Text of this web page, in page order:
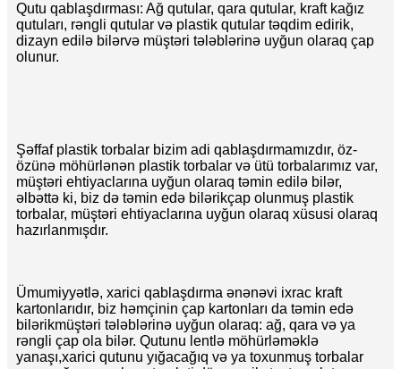
Qutu qablaşdırması: Ağ qutular, qara qutular, kraft kağız
qutuları, rəngli qutular və plastik qutular təqdim edirik,
dizayn edilə bilərvə müştəri tələblərinə uyğun olaraq çap
olunur.
Şəffaf plastik torbalar bizim adi qablaşdırmamızdır, öz-
özünə möhürlənən plastik torbalar və ütü torbalarımız var,
müştəri ehtiyaclarına uyğun olaraq təmin edilə bilər,
əlbəttə ki, biz də təmin edə bilərikçap olunmuş plastik
torbalar, müştəri ehtiyaclarına uyğun olaraq xüsusi olaraq
hazırlanmışdır.
Ümumiyyətlə, xarici qablaşdırma ənənəvi ixrac kraft
kartonlarıdır, biz həmçinin çap kartonları da təmin edə
bilərikmüştəri tələblərinə uyğun olaraq: ağ, qara və ya
rəngli çap ola bilər. Qutunu lentlə möhürləməklə
yanaşı,xarici qutunu yığacağıq və ya toxunmuş torbalar